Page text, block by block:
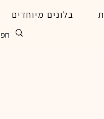
בלונים מיוחדים